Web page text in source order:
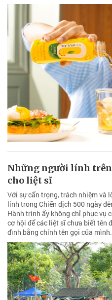
Những người lính
cho liệt sĩ
Với sự cẩn trọng, trách nhiệm và
lính trong Chiến dịch 500 ngày
Hành trình ấy không chỉ phục vụ
cơ hội để các liệt sĩ chưa biết tên
đình bằng chính tên gọi của mình.